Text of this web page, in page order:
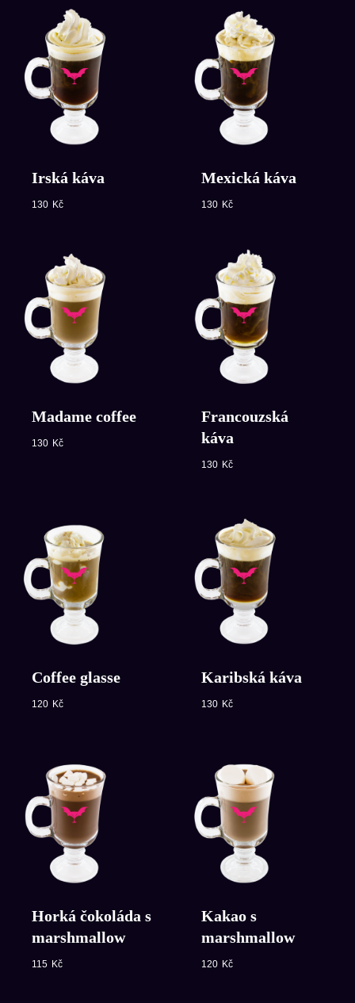
Irská káva
130 Kč
Mexická káva
130 Kč
Madame coffee
130 Kč
Francouzská
káva
130 Kč
Coffee glasse
120 Kč
Karibská káva
130 Kč
Horká čokoláda s
marshmallow
115 Kč
Kakao s
marshmallow
120 Kč